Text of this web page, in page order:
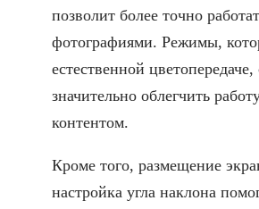
позволит более точно
фотографиями. Режимы,
естественной
значительно облегчить
контентом.
Кроме того, размещение
настройка угла наклона